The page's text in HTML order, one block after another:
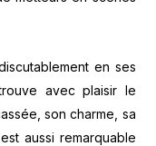
en ses
avec plaisir le
son charme, sa
aussi remarquable